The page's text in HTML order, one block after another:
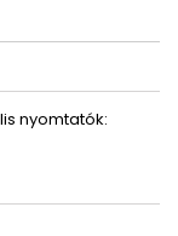
nyomtatók: